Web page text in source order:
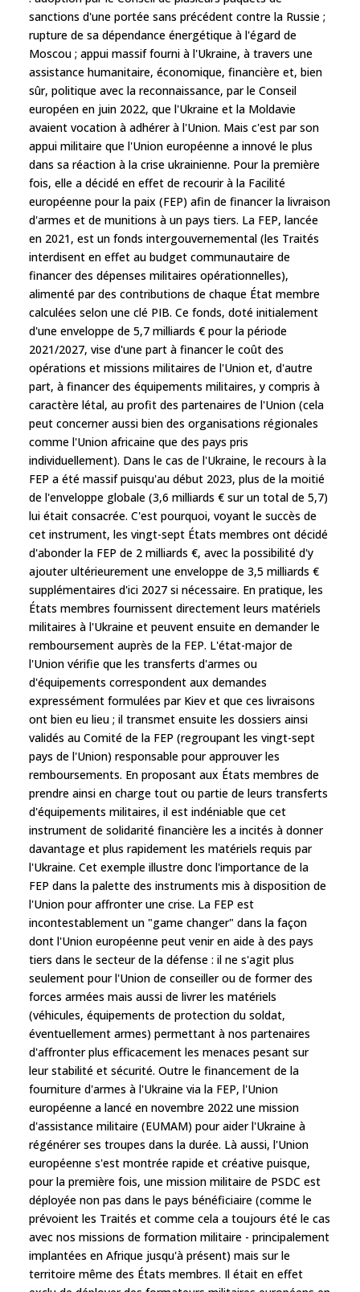
sanctions d'une portée sans précédent contre la Russie ;
rupture de sa dépendance énergétique à l'égard de
Moscou ; appui massif fourni à l'Ukraine, à travers une
assistance humanitaire, économique, financière et, bien
sûr, politique avec la reconnaissance, par le Conseil
européen en juin 2022, que l'Ukraine et la Moldavie
avaient vocation à adhérer à l'Union. Mais c'est par son
appui militaire que l'Union européenne a innové le plus
dans sa réaction à la crise ukrainienne. Pour la première
fois, elle a décidé en effet de recourir à la Facilité
européenne pour la paix (FEP) afin de financer la livraison
d'armes et de munitions à un pays tiers. La FEP, lancée
en 2021, est un fonds intergouvernemental (les Traités
interdisent en effet au budget communautaire de
financer des dépenses militaires opérationnelles),
alimenté par des contributions de chaque État membre
calculées selon une clé PIB. Ce fonds, doté initialement
d'une enveloppe de 5,7 milliards € pour la période
2021/2027, vise d'une part à financer le coût des
opérations et missions militaires de l'Union et, d'autre
part, à financer des équipements militaires, y compris à
caractère létal, au profit des partenaires de l'Union (cela
peut concerner aussi bien des organisations régionales
comme l'Union africaine que des pays pris
individuellement). Dans le cas de l'Ukraine, le recours à la
FEP a été massif puisqu'au début 2023, plus de la moitié
de l'enveloppe globale (3,6 milliards € sur un total de 5,7)
lui était consacrée. C'est pourquoi, voyant le succès de
cet instrument, les vingt-sept États membres ont décidé
d'abonder la FEP de 2 milliards €, avec la possibilité d'y
ajouter ultérieurement une enveloppe de 3,5 milliards €
supplémentaires d'ici 2027 si nécessaire. En pratique, les
États membres fournissent directement leurs matériels
militaires à l'Ukraine et peuvent ensuite en demander le
remboursement auprès de la FEP. L'état-major de
l'Union vérifie que les transferts d'armes ou
d'équipements correspondent aux demandes
expressément formulées par Kiev et que ces livraisons
ont bien eu lieu ; il transmet ensuite les dossiers ainsi
validés au Comité de la FEP (regroupant les vingt-sept
pays de l'Union) responsable pour approuver les
remboursements. En proposant aux États membres de
prendre ainsi en charge tout ou partie de leurs transferts
d'équipements militaires, il est indéniable que cet
instrument de solidarité financière les a incités à donner
davantage et plus rapidement les matériels requis par
l'Ukraine. Cet exemple illustre donc l'importance de la
FEP dans la palette des instruments mis à disposition de
l'Union pour affronter une crise. La FEP est
incontestablement un "game changer" dans la façon
dont l'Union européenne peut venir en aide à des pays
tiers dans le secteur de la défense : il ne s'agit plus
seulement pour l'Union de conseiller ou de former des
forces armées mais aussi de livrer les matériels
(véhicules, équipements de protection du soldat,
éventuellement armes) permettant à nos partenaires
d'affronter plus efficacement les menaces pesant sur
leur stabilité et sécurité. Outre le financement de la
fourniture d'armes à l'Ukraine via la FEP, l'Union
européenne a lancé en novembre 2022 une mission
d'assistance militaire (EUMAM) pour aider l'Ukraine à
régénérer ses troupes dans la durée. Là aussi, l'Union
européenne s'est montrée rapide et créative puisque,
pour la première fois, une mission militaire de PSDC est
déployée non pas dans le pays bénéficiaire (comme le
prévoient les Traités et comme cela a toujours été le cas
avec nos missions de formation militaire - principalement
implantées en Afrique jusqu'à présent) mais sur le
territoire même des États membres. Il était en effet